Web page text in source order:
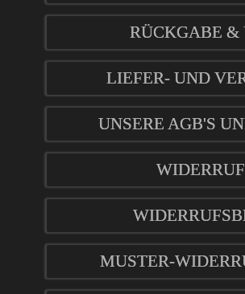
RÜCKGABE &
LIEFER- UND
UNSERE AGB'S
MUSTER-